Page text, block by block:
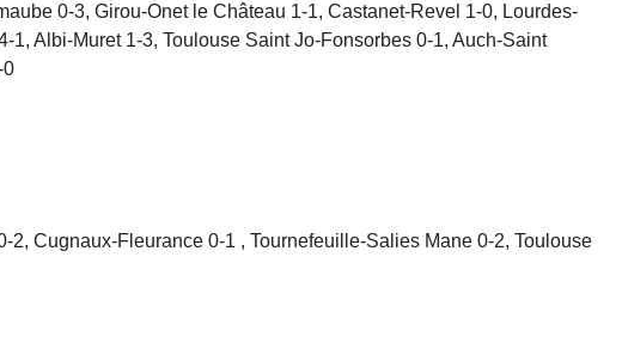
0-3, Girou-Onet le Château 1-1, Castanet-Revel 1-0, Lourdes-
1, Albi-Muret 1-3, Toulouse Saint Jo-Fonsorbes 0-1, Auch-Saint
0
2, Cugnaux-Fleurance 0-1 , Tournefeuille-Salies Mane 0-2, Toulouse